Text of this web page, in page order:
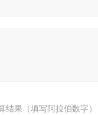
结果（填写阿拉伯数字